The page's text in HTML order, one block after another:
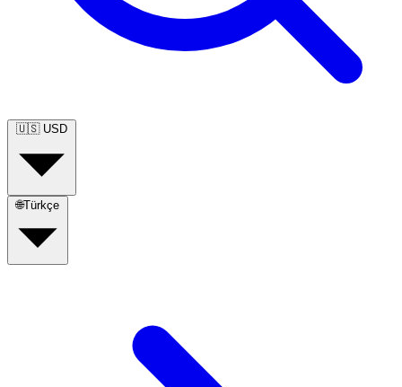
🇺🇸 USD
🌐Türkçe